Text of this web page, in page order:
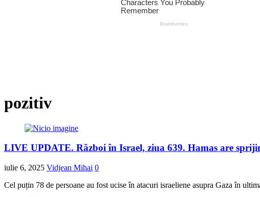
pozitiv
LIVE UPDATE. Război în Israel, ziua 639. Hamas are
iulie 6, 2025 Vidjean Mihai 0
Cel puțin 78 de persoane au fost ucise în atacuri israeliene asupra Gaza în